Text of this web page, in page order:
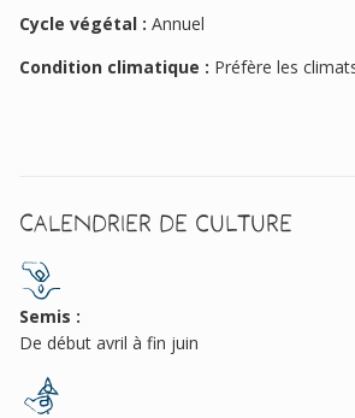
Cycle végétal : Annuel
Condition climatique : Préfère les
Calendrier de culture
Semis :
De début avril à fin juin